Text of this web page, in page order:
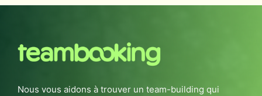
Nous vous aidons à trouver un team-building qui